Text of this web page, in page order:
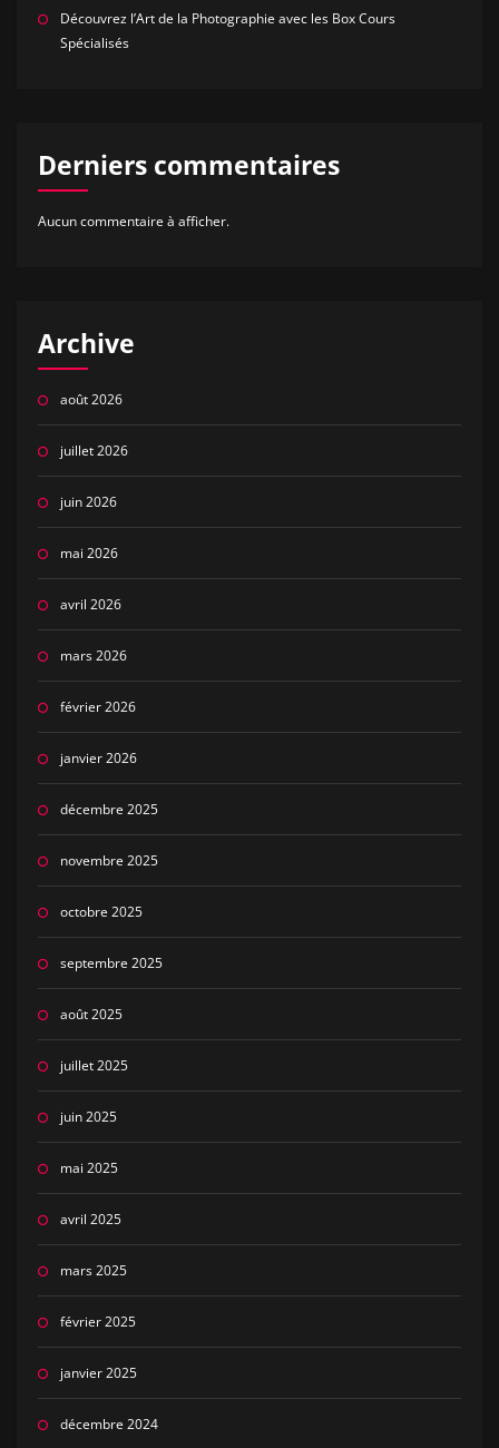
Découvrez l’Art de la Photographie avec les Box Cours
Spécialisés
Derniers commentaires
Aucun commentaire à afficher.
Archive
août 2026
juillet 2026
juin 2026
mai 2026
avril 2026
mars 2026
février 2026
janvier 2026
décembre 2025
novembre 2025
octobre 2025
septembre 2025
août 2025
juillet 2025
juin 2025
mai 2025
avril 2025
mars 2025
février 2025
janvier 2025
décembre 2024